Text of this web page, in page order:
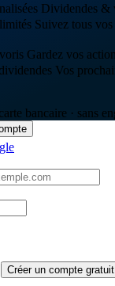
Dividendes &
Suivez tous
Gardez vos
Vos
bancaire · sans
Créer un compte gratuit